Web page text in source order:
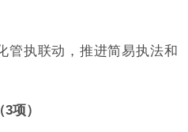
管执联动，推进简易执法和
项）